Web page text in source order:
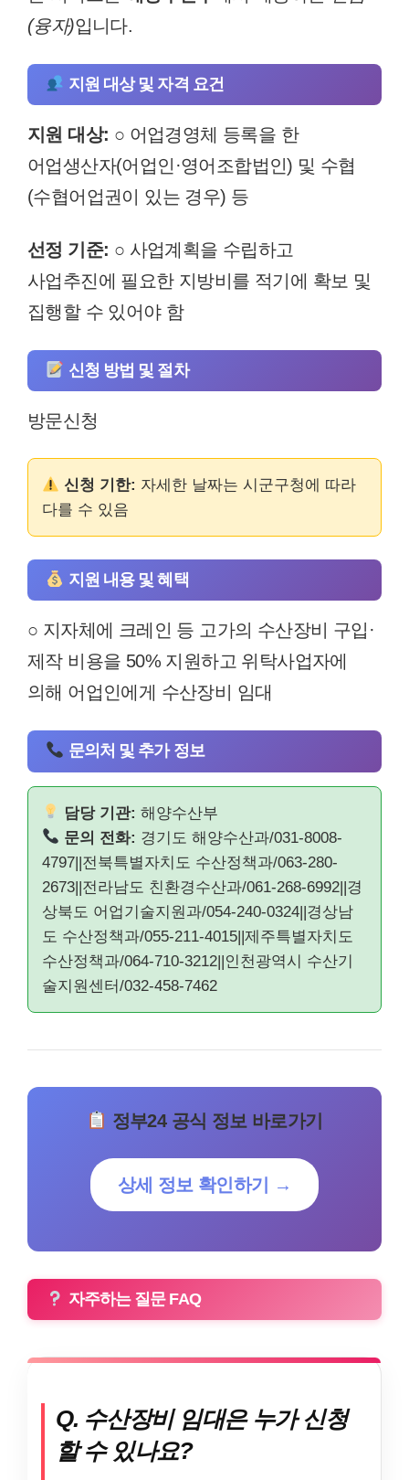
(융자)입니다.
지원 대상 및 자격 요건
지원 대상: ○ 어업경영체 등록을 한
어업생산자(어업인·영어조합법인) 및 수협
(수협어업권이 있는 경우) 등
선정 기준: ○ 사업계획을 수립하고
사업추진에 필요한 지방비를 적기에 확보 및
집행할 수 있어야 함
신청 방법 및 절차
방문신청
신청 기한: 자세한 날짜는 시군구청에 따라
다를 수 있음
지원 내용 및 혜택
○ 지자체에 크레인 등 고가의 수산장비 구입·
제작 비용을 50% 지원하고 위탁사업자에
의해 어업인에게 수산장비 임대
문의처 및 추가 정보
담당 기관: 해양수산부
문의 전화: 경기도 해양수산과/031-8008-
4797||전북특별자치도 수산정책과/063-280-
2673||전라남도 친환경수산과/061-268-6992||경
상북도 어업기술지원과/054-240-0324||경상남
도 수산정책과/055-211-4015||제주특별자치도
수산정책과/064-710-3212||인천광역시 수산기
술지원센터/032-458-7462
정부24 공식 정보 바로가기
상세 정보 확인하기 →
자주하는 질문 FAQ
Q. 수산장비 임대은 누가 신청
할 수 있나요?